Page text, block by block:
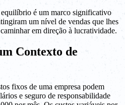
é um marco significativo
um nível de vendas que lhes
em direção à lucratividade.
Contexto de
fixos de uma empresa podem
e seguro de responsabilidade